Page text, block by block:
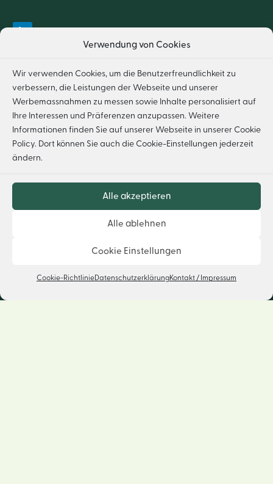
Verwendung von Cookies
Wir verwenden Cookies, um die Benutzerfreundlichkeit zu
verbessern, die Leistungen der Webseite und unserer
Werbemassnahmen zu messen sowie Inhalte personalisiert auf
Ihre Interessen und Präferenzen anzupassen. Weitere
Informationen finden Sie auf unserer Webseite in unserer Cookie
Policy. Dort können Sie auch die Cookie-Einstellungen jederzeit
ändern.
Alle akzeptieren
Alle ablehnen
Cookie Einstellungen
Cookie-RichtlinieDatenschutzerklärungKontakt / Impressum
DATENSCHUTZ
FSC® F000230